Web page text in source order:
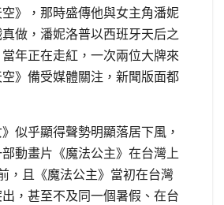
》，那時盛傳他與女主角潘妮
做，潘妮洛普以西班牙天后之
年正在走紅，一次兩位大牌來
》備受媒體關注，新聞版面都
似乎顯得聲勢明顯落居下風，
動畫片《魔法公主》在台灣上
，且《魔法公主》當初在台灣
，甚至不及同一個暑假、在台